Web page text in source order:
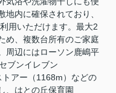
地内に確保されており、
用いただけます。最大2
め、複数台所有のご家庭
周辺にはローソン鹿嶋平
ブンイレブン
トアー（1168m）などの
、はとの丘保育園